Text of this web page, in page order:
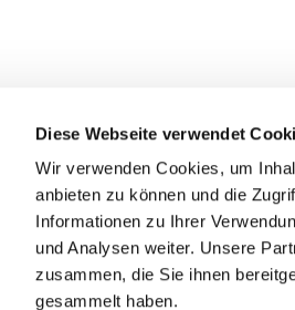
Diese Webseite verwendet
Wir verwenden Cookies, um
anbieten zu können und die
Informationen zu Ihrer
und Analysen weiter. Unsere
zusammen, die Sie ihnen
gesammelt haben.